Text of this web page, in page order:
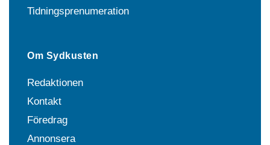
Tidningsprenumeration
Om Sydkusten
Redaktionen
Kontakt
Föredrag
Annonsera